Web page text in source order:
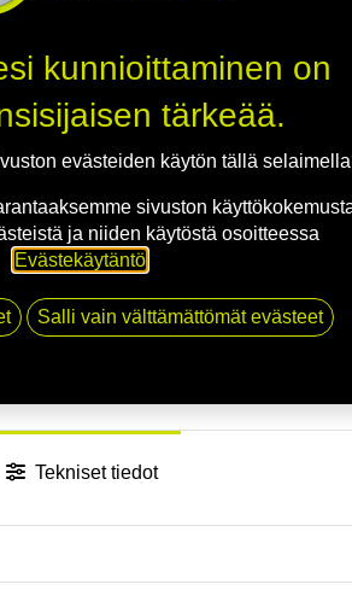
Jaa
Tekniset tiedot
kunnioittaminen on
tärkeää.
evästeiden käytön tällä
sivuston
ja niiden käytöstä osoitteessa
Evästekäytäntö.
Salli vain välttämättömät evästeet